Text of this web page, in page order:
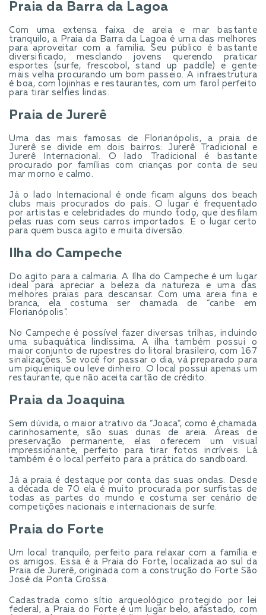
Praia da Barra da Lagoa
Com uma extensa faixa de areia e mar bastante
tranquilo, a Praia da Barra da Lagoa é uma das melhores
para aproveitar com a família. Seu público é bastante
diversificado, mesclando jovens querendo praticar
esportes (surfe, frescobol, stand up paddle) e gente
mais velha procurando um bom passeio. A infraestrutura
é boa, com lojinhas e restaurantes, com um farol perfeito
para tirar selfies lindas.
Praia de Jurerê
Uma das mais famosas de Florianópolis, a praia de
Jurerê se divide em dois bairros: Jurerê Tradicional e
Jurerê Internacional. O lado Tradicional é bastante
procurado por famílias com crianças por conta de seu
mar morno e calmo.
Já o lado Internacional é onde ficam alguns dos beach
clubs mais procurados do país. O lugar é frequentado
por artistas e celebridades do mundo todo, que desfilam
pelas ruas com seus carros importados. É o lugar certo
para quem busca agito e muita diversão.
Ilha do Campeche
Do agito para a calmaria. A Ilha do Campeche é um lugar
ideal para apreciar a beleza da natureza e uma das
melhores praias para descansar. Com uma areia fina e
branca, ela costuma ser chamada de “caribe em
Florianópolis”.
No Campeche é possível fazer diversas trilhas, incluindo
uma subaquática lindíssima. A ilha também possui o
maior conjunto de rupestres do litoral brasileiro, com 167
sinalizações. Se você for passar o dia, vá preparado para
um piquenique ou leve dinheiro. O local possui apenas um
restaurante, que não aceita cartão de crédito.
Praia da Joaquina
Sem dúvida, o maior atrativo da “Joaca”, como é chamada
carinhosamente, são suas dunas de areia. Áreas de
preservação permanente, elas oferecem um visual
impressionante, perfeito para tirar fotos incríveis. Lá
também é o local perfeito para a prática do sandboard.
Já a praia é destaque por conta das suas ondas. Desde
a década de 70 ela é muito procurada por surfistas de
todas as partes do mundo e costuma ser cenário de
competições nacionais e internacionais de surfe.
Praia do Forte
Um local tranquilo, perfeito para relaxar com a família e
os amigos. Essa é a Praia do Forte, localizada ao sul da
Praia de Jurerê, originada com a construção do Forte São
José da Ponta Grossa.
Cadastrada como sítio arqueológico protegido por lei
federal, a Praia do Forte é um lugar belo, afastado, com